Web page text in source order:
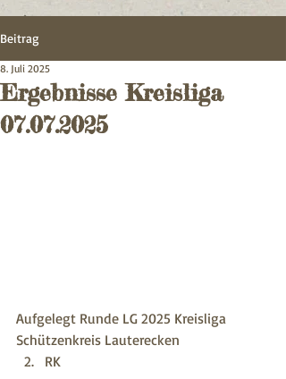
Beitrag
Ergebnisse Kreisliga
07.07.2025
8. Juli 2025
Aufgelegt Runde LG 2025 Kreisliga
Schützenkreis Lauterecken
RK